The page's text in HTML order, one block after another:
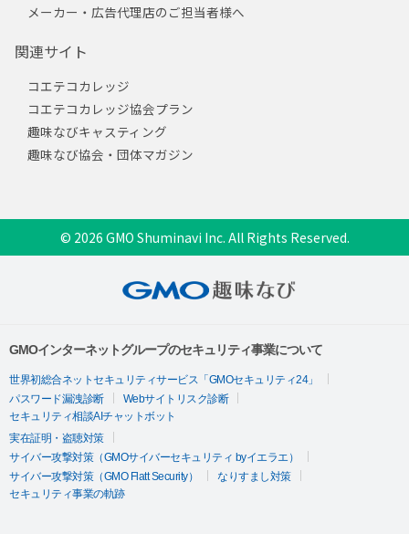
メーカー・広告代理店のご担当者様へ
関連サイト
コエテコカレッジ
コエテコカレッジ協会プラン
趣味なびキャスティング
趣味なび協会・団体マガジン
© 2026 GMO Shuminavi Inc. All Rights Reserved.